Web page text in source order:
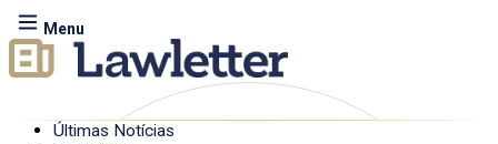
Menu
Últimas Notícias